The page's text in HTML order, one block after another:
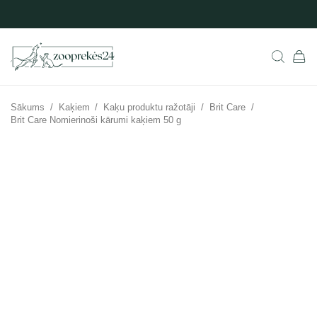
Sākums / Kaķiem / Kaķu produktu ražotāji / Brit Care /
Brit Care Nomierinoši kārumi kaķiem 50 g